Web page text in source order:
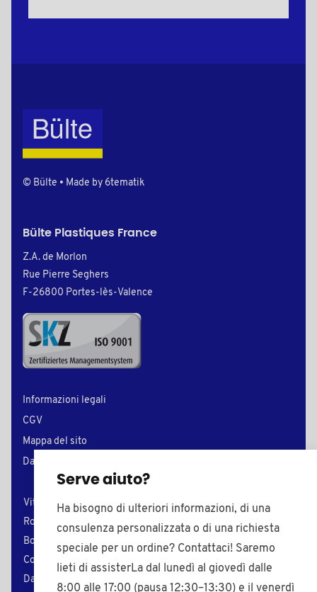
Serve aiuto?
Ha bisogno di ulteriori informazioni, di una
consulenza personalizzata o di una richiesta
speciale per un ordine? Contattaci! Saremo
lieti di assisterLa dal lunedì al giovedì dalle
8:00 alle 17:00 (pausa 12:30–13:30) e il venerdì
© Bülte • Made by 6tematik
Bülte Plastiques France
Z.A. de Morlon
Rue Pierre Seghers
F-26800 Portes-lès-Valence
Informazioni legali
CGV
Mappa del sito
Dati personali
Viti in plastica
Tappi di chiusura
Rondelle in plastica
Inserti per tubi
Boccole in plastica
Puntali di plastica
Coprivite in plastica
Piedi regolabili
Dadi in plastica